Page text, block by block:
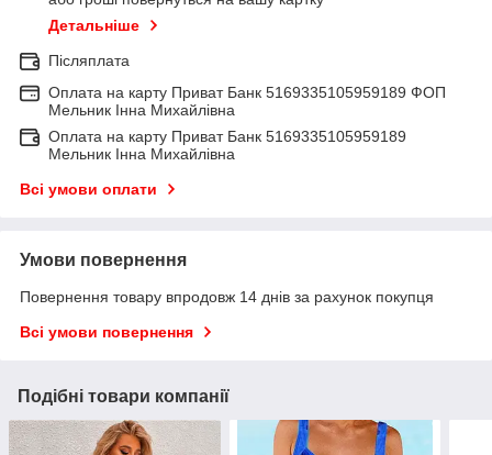
Детальніше
Післяплата
Оплата на карту Приват Банк 5169335105959189 ФОП
Мельник Інна Михайлівна
Оплата на карту Приват Банк 5169335105959189
Мельник Інна Михайлівна
Всі умови оплати
Умови повернення
Повернення товару впродовж 14 днів за рахунок покупця
Всі умови повернення
Подібні товари компанії